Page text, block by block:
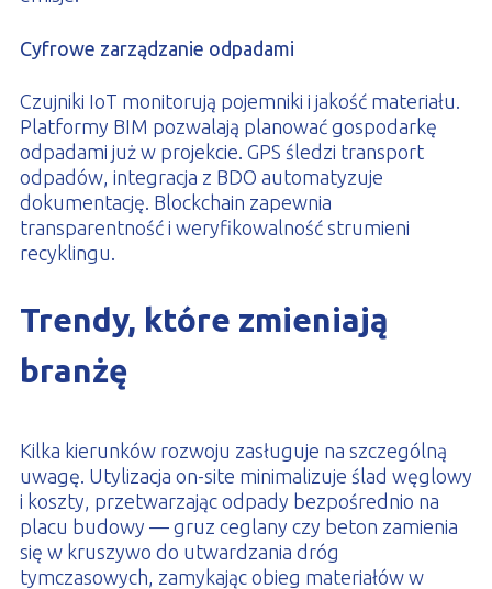
Cyfrowe zarządzanie odpadami
Czujniki IoT monitorują pojemniki i jakość materiału.
Platformy BIM pozwalają planować gospodarkę
odpadami już w projekcie. GPS śledzi transport
odpadów, integracja z BDO automatyzuje
dokumentację. Blockchain zapewnia
transparentność i weryfikowalność strumieni
recyklingu.
Trendy, które zmieniają
branżę
Kilka kierunków rozwoju zasługuje na szczególną
uwagę. Utylizacja on-site minimalizuje ślad węglowy
i koszty, przetwarzając odpady bezpośrednio na
placu budowy — gruz ceglany czy beton zamienia
się w kruszywo do utwardzania dróg
tymczasowych, zamykając obieg materiałów w